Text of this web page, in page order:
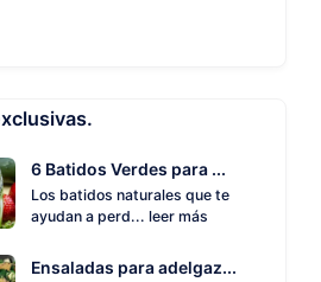
6 Batidos Verdes para ...
Los batidos naturales que te
ayudan a perd... leer más
Ensaladas para adelgaz...